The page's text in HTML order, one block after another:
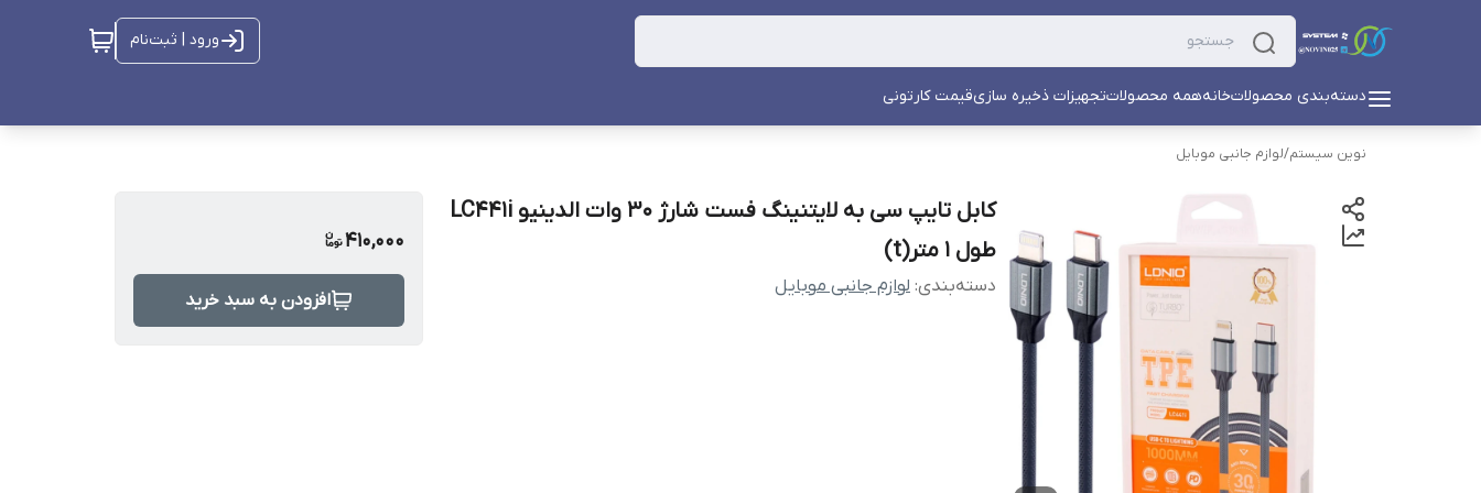
ورود | ثبت‌نام
دسته‌بندی محصولاتخانههمه محصولاتتجهیزات ذخیره سازیقیمت کارتونی
نوین سیستم/لوازم جانبی موبایل
کابل تایپ سی به لایتنینگ فست شارژ 30 وات الدینیو LC441i
طول 1 متر(t)
دسته‌بندی: لوازم جانبی موبایل
410,000
افزودن به سبد خرید